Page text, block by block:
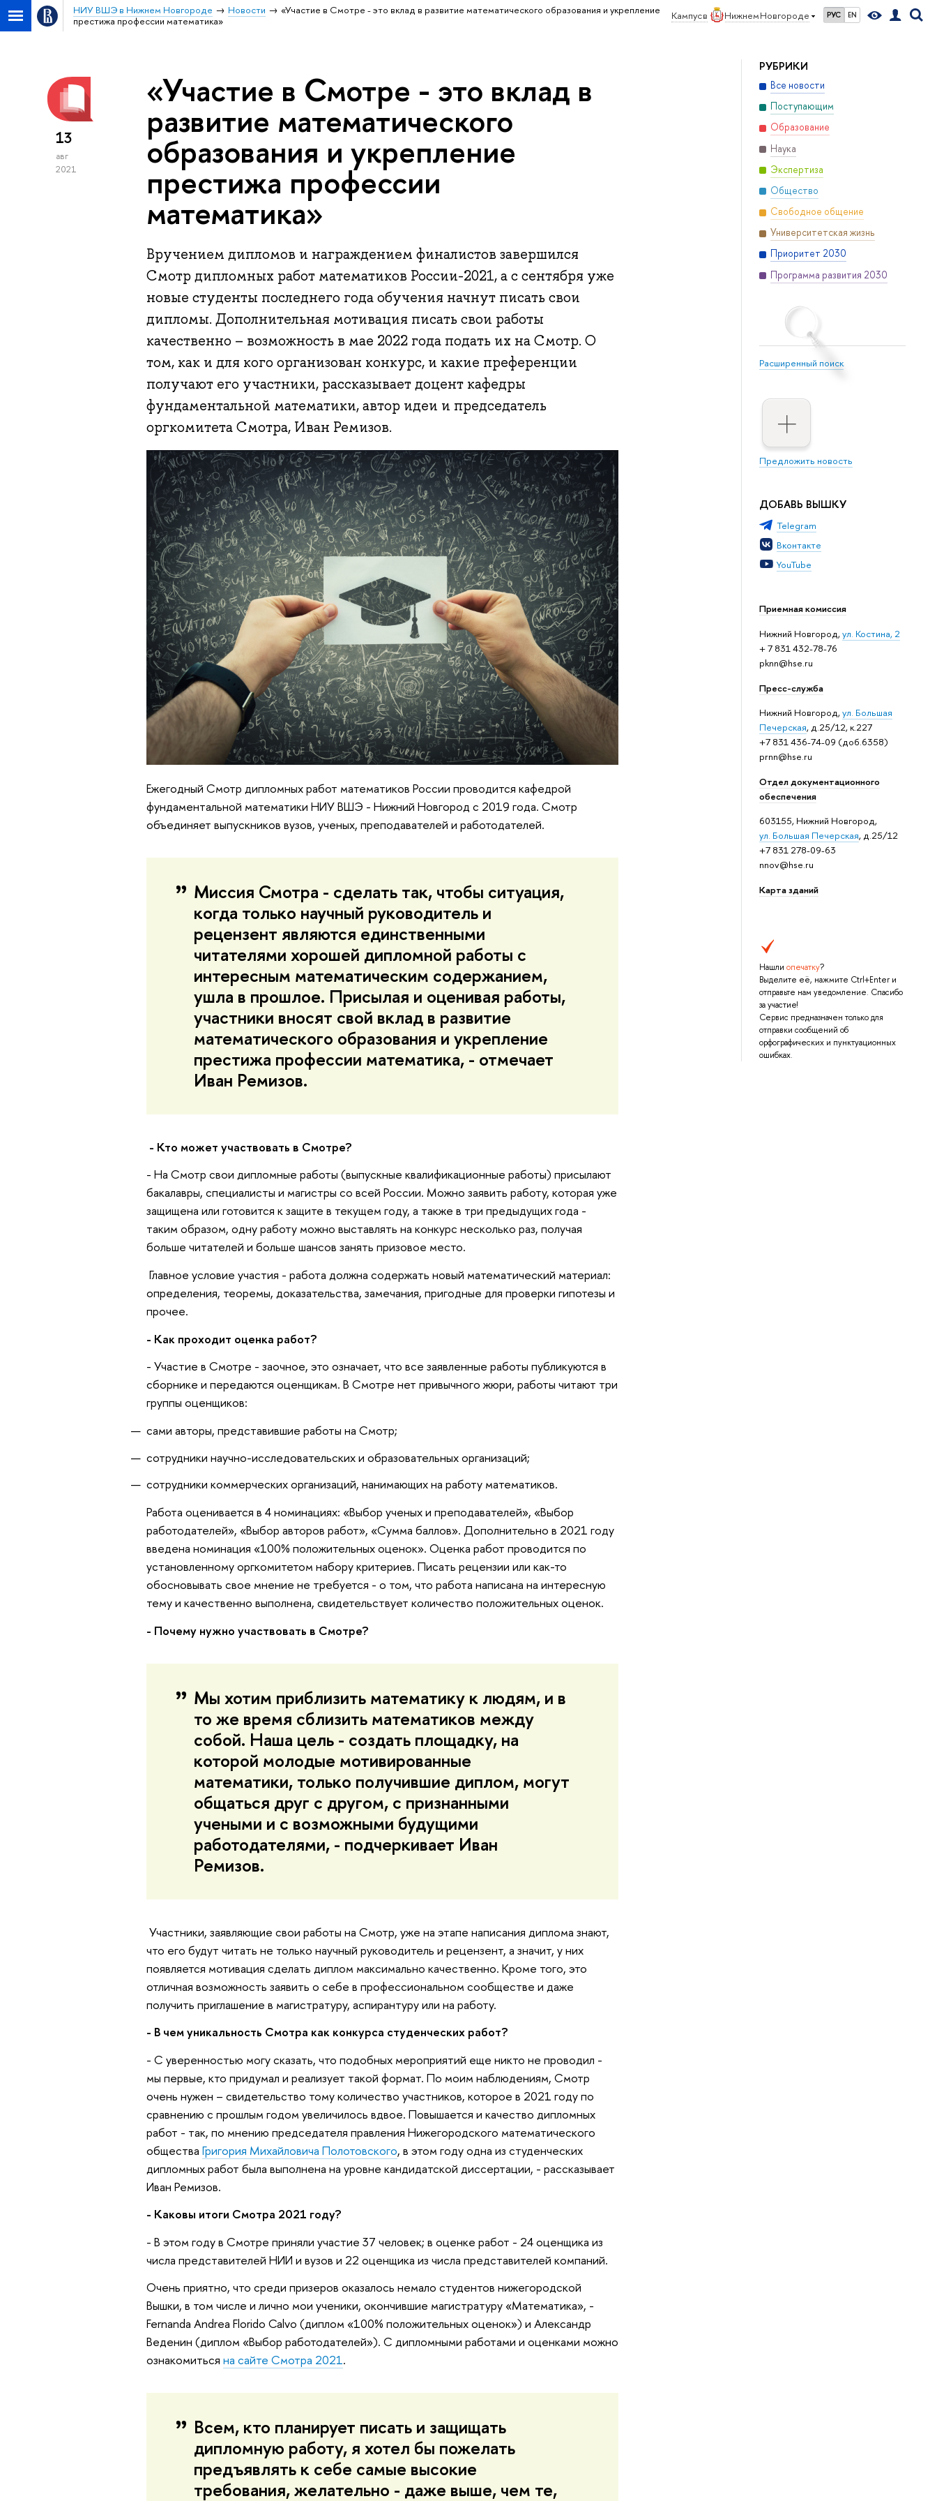
Кампус в Нижнем Новгороде РУС EN
НИУ ВШЭ в Нижнем Новгороде Новости
«Участие в Смотре - это вклад в развитие математического образования и укрепление
престижа профессии математика»
РУБРИКИ
Все новости
Поступающим
Образование
Наука
Экспертиза
Общество
Свободное общение
Университетская жизнь
Приоритет 2030
Программа развития 2030
Расширенный поиск
Предложить новость
ДОБАВЬ ВЫШКУ
Telegram
Вконтакте
YouTube
Приемная комиссия
Нижний Новгород,ул. Костина, 2
+ 7 831 432-78-76
pknn@hse.ru
Пресс-служба
Нижний Новгород,ул. Большая
Печерская, д.25/12, к.227
+7 831 436-74-09 (доб.6358)
prnn@hse.ru
Отдел документационного
обеспечения
603155, Нижний Новгород,
ул. Большая Печерская, д.25/12
+7 831 278-09-63
nnov@hse.ru
Карта зданий
Нашли опечатку?
Выделите её, нажмите Ctrl+Enter и
отправьте нам уведомление. Спасибо
за участие!
Сервис предназначен только для
отправки сообщений об
орфографических и пунктуационных
ошибках.
13
авг
2021
«Участие в Смотре - это вклад в
развитие математического
образования и укрепление
престижа профессии
математика»
Вручением дипломов и награждением финалистов завершился
Смотр дипломных работ математиков России-2021, а с сентября уже
новые студенты последнего года обучения начнут писать свои
дипломы. Дополнительная мотивация писать свои работы
качественно – возможность в мае 2022 года подать их на Смотр. О
том, как и для кого организован конкурс, и какие преференции
получают его участники, рассказывает доцент кафедры
фундаментальной математики, автор идеи и председатель
оргкомитета Смотра, Иван Ремизов.
Ежегодный Смотр дипломных работ математиков России проводится кафедрой
фундаментальной математики НИУ ВШЭ - Нижний Новгород с 2019 года. Смотр
объединяет выпускников вузов, ученых, преподавателей и работодателей.
Миссия Смотра - сделать так, чтобы ситуация,
когда только научный руководитель и
рецензент являются единственными
читателями хорошей дипломной работы с
интересным математическим содержанием,
ушла в прошлое. Присылая и оценивая работы,
участники вносят свой вклад в развитие
математического образования и укрепление
престижа профессии математика, - отмечает
Иван Ремизов.
- Кто может участвовать в Смотре?
- На Смотр свои дипломные работы (выпускные квалификационные работы) присылают
бакалавры, специалисты и магистры со всей России. Можно заявить работу, которая уже
защищена или готовится к защите в текущем году, а также в три предыдущих года -
таким образом, одну работу можно выставлять на конкурс несколько раз, получая
больше читателей и больше шансов занять призовое место.
Главное условие участия - работа должна содержать новый математический материал:
определения, теоремы, доказательства, замечания, пригодные для проверки гипотезы и
прочее.
- Как проходит оценка работ?
- Участие в Смотре - заочное, это означает, что все заявленные работы публикуются в
сборнике и передаются оценщикам. В Смотре нет привычного жюри, работы читают три
группы оценщиков:
сами авторы, представившие работы на Смотр;
сотрудники научно-исследовательских и образовательных организаций;
сотрудники коммерческих организаций, нанимающих на работу математиков.
Работа оценивается в 4 номинациях: «Выбор ученых и преподавателей», «Выбор
работодателей», «Выбор авторов работ», «Сумма баллов». Дополнительно в 2021 году
введена номинация «100% положительных оценок». Оценка работ проводится по
установленному оргкомитетом набору критериев. Писать рецензии или как-то
обосновывать свое мнение не требуется - о том, что работа написана на интересную
тему и качественно выполнена, свидетельствует количество положительных оценок.
- Почему нужно участвовать в Смотре?
Мы хотим приблизить математику к людям, и в
то же время сблизить математиков между
собой. Наша цель - создать площадку, на
которой молодые мотивированные
математики, только получившие диплом, могут
общаться друг с другом, с признанными
учеными и с возможными будущими
работодателями, - подчеркивает Иван
Ремизов.
Участники, заявляющие свои работы на Смотр, уже на этапе написания диплома знают,
что его будут читать не только научный руководитель и рецензент, а значит, у них
появляется мотивация сделать диплом максимально качественно. Кроме того, это
отличная возможность заявить о себе в профессиональном сообществе и даже
получить приглашение в магистратуру, аспирантуру или на работу.
- В чем уникальность Смотра как конкурса студенческих работ?
- С уверенностью могу сказать, что подобных мероприятий еще никто не проводил -
мы первые, кто придумал и реализует такой формат. По моим наблюдениям, Смотр
очень нужен – свидетельство тому количество участников, которое в 2021 году по
сравнению с прошлым годом увеличилось вдвое. Повышается и качество дипломных
работ - так, по мнению председателя правления Нижегородского математического
общества Григория Михайловича Полотовского, в этом году одна из студенческих
дипломных работ была выполнена на уровне кандидатской диссертации, - рассказывает
Иван Ремизов.
- Каковы итоги Смотра 2021 году?
- В этом году в Смотре приняли участие 37 человек; в оценке работ - 24 оценщика из
числа представителей НИИ и вузов и 22 оценщика из числа представителей компаний.
Очень приятно, что среди призеров оказалось немало студентов нижегородской
Вышки, в том числе и лично мои ученики, окончившие магистратуру «Математика», -
Fernanda Andrea Florido Calvo (диплом «100% положительных оценок») и Александр
Веденин (диплом «Выбор работодателей»). С дипломными работами и оценками можно
ознакомиться на сайте Смотра 2021.
Всем, кто планирует писать и защищать
дипломную работу, я хотел бы пожелать
предъявлять к себе самые высокие
требования, желательно - даже выше, чем те,